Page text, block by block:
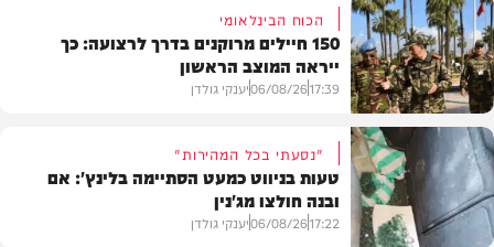
צבא וביטחון
הכוח הבינלאומי
150 חיילים מרוקנים בדרך לרצועה: כך
ייראה המוצב הראשון
17:39
06/08/26יענקי גולדן
"נסעתי בכל המהירות"
טעות בניווט כמעט הסתיימה בלינץ': אם
ובנה חולצו מג'נין
17:22
06/08/26יענקי גולדן